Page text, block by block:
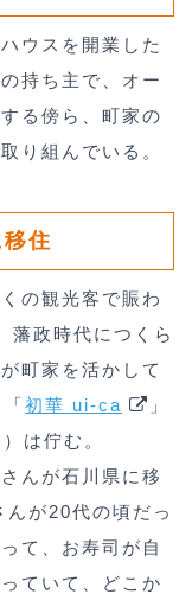
ウスを開業した
持ち主で、オー
る傍ら、町家の
り組んでいる。
住
の観光客で賑わ
藩政時代につくら
町家を活かして
初華 ui-ca
」
は佇む。
んが石川県に移
が20代の頃だっ
て、お寿司が自
ていて、どこか